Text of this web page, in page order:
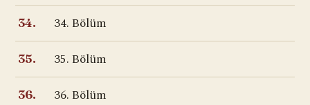
34. 34. Bölüm
35. 35. Bölüm
36. 36. Bölüm